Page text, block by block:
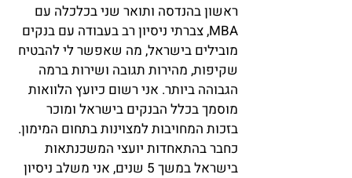
ראשון בהנדסה ותואר שני בכלכלה עם
MBA, צברתי ניסיון רב בעבודה עם בנקים
מובילים בישראל, מה שאפשר לי להבטיח
שקיפות, מהירות תגובה ושירות ברמה
הגבוהה ביותר. אני רשום כיועץ הלוואות
מוסמך בכלל הבנקים בישראל ומוכר
בזכות המחויבות למצוינות בתחום המימון.
כחבר בהתאחדות יועצי המשכנתאות
בישראל במשך 5 שנים, אני משלב ניסיון